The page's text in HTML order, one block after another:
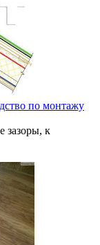
по монтажу
зазоры, к